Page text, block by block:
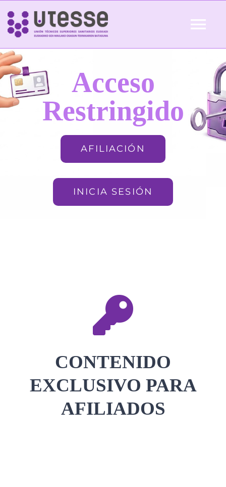
Skip
content
Inicio
QUIÉNES SOMOS Acceso
Restringido
AFILIACIÓN
INICIA SESIÓN
CONTENIDO
EXCLUSIVO PARA
AFILIADOS